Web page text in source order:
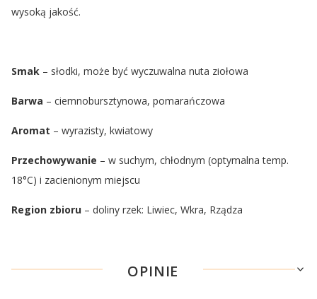
wysoką jakość.
Smak – słodki, może być wyczuwalna nuta ziołowa
Barwa – ciemnobursztynowa, pomarańczowa
Aromat – wyrazisty, kwiatowy
Przechowywanie – w suchym, chłodnym (optymalna temp.
18°C) i zacienionym miejscu
Region zbioru – doliny rzek: Liwiec, Wkra, Rządza
OPINIE